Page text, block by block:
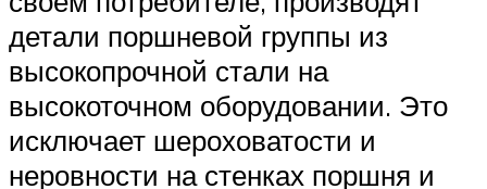
детали поршневой группы из
высокопрочной стали на
высокоточном оборудовании. Это
исключает шероховатости и
неровности на стенках поршня и